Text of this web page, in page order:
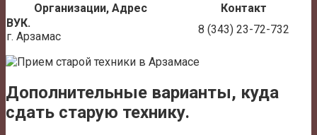
Организации, Адрес
Контакт
ВУК.
г. Арзамас
8 (343) 23-72-732
Дополнительные варианты, куда
сдать старую технику.